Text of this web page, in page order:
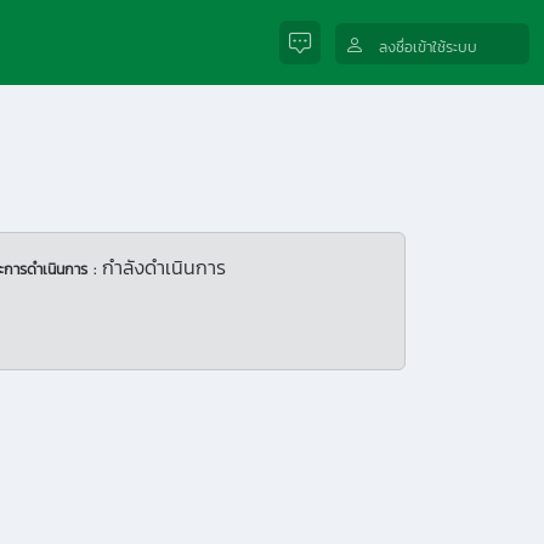
ลงชื่อเข้าใช้ระบบ
การดำเนินการ :กำลังดำเนินการ